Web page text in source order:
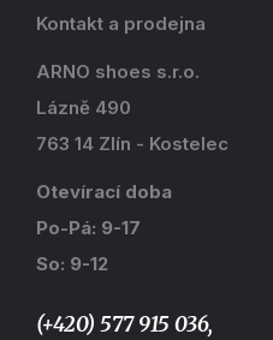
Kontakt a prodejna
ARNO shoes s.r.o.
Lázně 490
763 14 Zlín - Kostelec
Otevírací doba
Po-Pá: 9-17
So: 9-12
(+420) 577 915 036,